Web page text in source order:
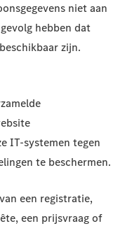
niet aan
hebben dat
zijn.
IT-systemen tegen
te beschermen.
een registratie,
een prijsvraag of